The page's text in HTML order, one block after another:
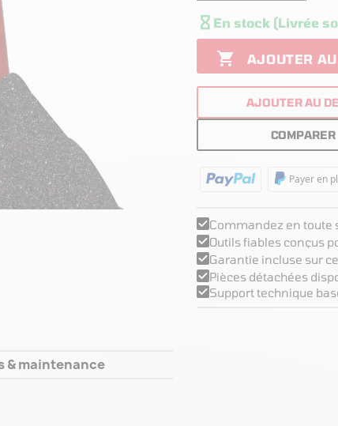
& maintenance
 En stock (Livrée
 AJOUTER
AJOUTER AU
COMPARER
Payer en
Commandez en toute
Outils fiables conçus
Garantie incluse sur
Pièces détachées
Support technique